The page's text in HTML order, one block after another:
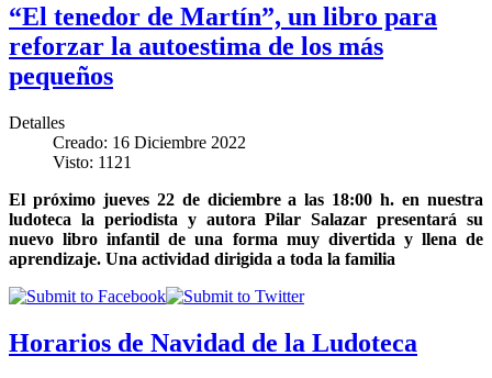
“El tenedor de Martín”, un libro para
reforzar la autoestima de los más
pequeños
Detalles
Creado: 16 Diciembre 2022
Visto: 1121
El próximo jueves 22 de diciembre a las 18:00 h. en nuestra
ludoteca la periodista y autora Pilar Salazar presentará su
nuevo libro infantil de una forma muy divertida y llena de
aprendizaje. Una actividad dirigida a toda la familia
Horarios de Navidad de la Ludoteca